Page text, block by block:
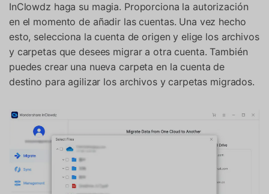
InClowdz haga su magia. Proporciona la autorización
en el momento de añadir las cuentas. Una vez hecho
esto, selecciona la cuenta de origen y elige los archivos
y carpetas que desees migrar a otra cuenta. También
puedes crear una nueva carpeta en la cuenta de
destino para agilizar los archivos y carpetas migrados.